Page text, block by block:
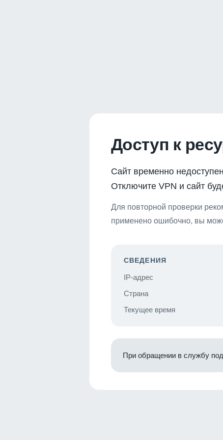
Доступ к
Сайт временно
Отключите VPN и сайт
Для повторной проверки
применено ошибочно, вы
СВЕДЕНИЯ
IP-адрес
Страна
Текущее время
При обращении в службу